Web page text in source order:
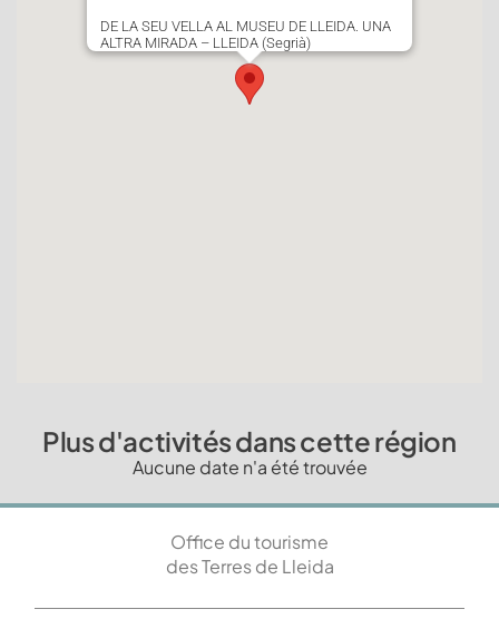
DE LA SEU VELLA AL MUSEU DE LLEIDA. UNA
ALTRA MIRADA – LLEIDA (Segrià)
Plus d'activités dans cette région
Aucune date n'a été trouvée
Office du tourisme
des Terres de Lleida